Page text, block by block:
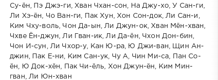
Су-ён, Пэ Джэ-ги, Хван Чхан-сон, На Джу-хо, У Сан-ги,
Ли Хэ-ён, Чо Ван-ги, Пак Хун, Хон Сон-док, Ли Сан-и,
Ким Чху-воль, Чон Да-ын, Ли Джун-ок, Хван Мён-хван,
Чхве Ён-джун, Ли Гван-ик, Ли Да-ён, Чхон Дон-бин,
Чон И-сун, Ли Чхор-у, Кан Ю-ра, Ю Джи-ван, Щин Ан-
джин, Пак Е-ни, Ким Сан-ук, Чу А, Чин Ми-са, Пан Со-
ён, Ю Док-хён, Пак Чи-ёль, Хон Джун-ён, Ким Мин-
гван, Ли Юн-хван